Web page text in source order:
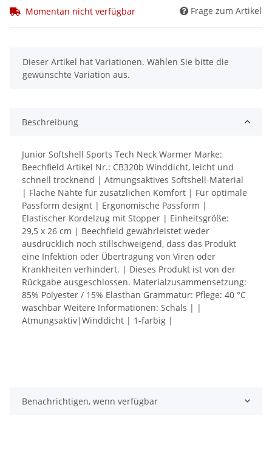
Momentan nicht verfügbar Frage zum Artikel
x
Dieser Artikel hat Variationen. Wählen Sie bitte die
gewünschte Variation aus.
Beschreibung
Junior Softshell Sports Tech Neck Warmer Marke:
Beechfield Artikel Nr.: CB320b Winddicht, leicht und
schnell trocknend | Atmungsaktives Softshell-Material
| Flache Nähte für zusätzlichen Komfort | Für optimale
Passform designt | Ergonomische Passform |
Elastischer Kordelzug mit Stopper | Einheitsgröße:
29,5 x 26 cm | Beechfield gewährleistet weder
ausdrücklich noch stillschweigend, dass das Produkt
eine Infektion oder Übertragung von Viren oder
Krankheiten verhindert. | Dieses Produkt ist von der
Rückgabe ausgeschlossen. Materialzusammensetzung:
85% Polyester / 15% Elasthan Grammatur: Pflege: 40 °C
waschbar Weitere Informationen: Schals | |
Atmungsaktiv|Winddicht | 1-farbig |
Benachrichtigen, wenn verfügbar